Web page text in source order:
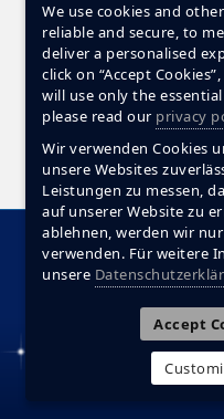
Stella
Startseite Produkte
Making Of
Materialien
© Stella Maris.
We use cookies and
reliable and secure, to
deliver a personalised
click on “Accept
will use only the
please read our privacy
Wir verwenden Cookies
unsere Websites
Leistungen zu messen,
auf unserer Website zu
ablehnen, werden wir
verwenden. Für weitere
unsere
Accept